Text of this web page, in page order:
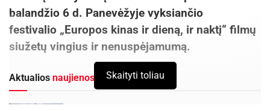
balandžio 6 d. Panevėžyje vyksiančio
festivalio „Europos kinas ir dieną, ir naktį“ filmų
siužetų vingius ir nenuspėjamumą.
Aktualios naujienos Skaityti toliau